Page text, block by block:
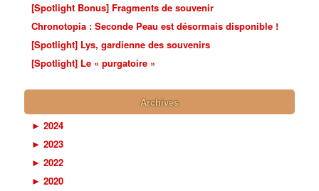
[Spotlight Bonus] Fragments de souvenir
Chronotopia : Seconde Peau est désormais disponible !
[Spotlight] Lys, gardienne des souvenirs
[Spotlight] Le « purgatoire »
Archives
► 2024
► 2023
► 2022
► 2020